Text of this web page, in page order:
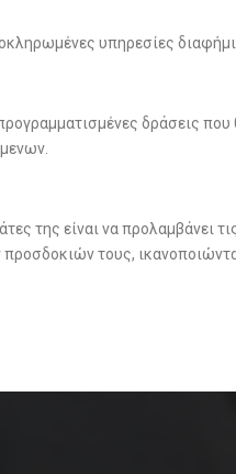
υπηρεσίες
δράσεις που
της είναι να προλαμβάνει
τους,